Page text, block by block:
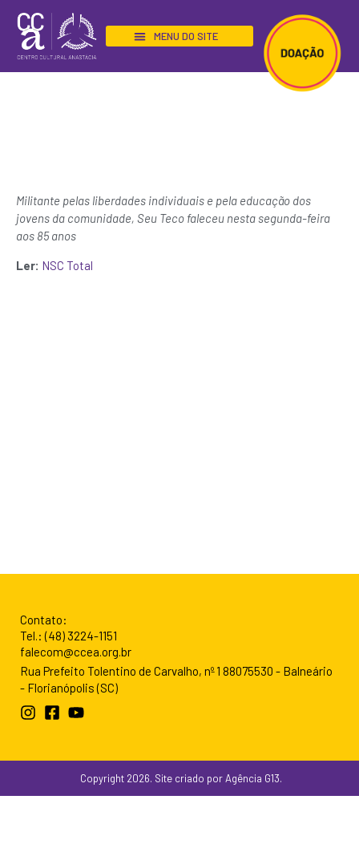
Militante pelas liberdades individuais e pela educação dos
jovens da comunidade, Seu Teco faleceu nesta segunda-feira
aos 85 anos
Ler: NSC Total
Rua Prefeito Tolentino de Carvalho, nº 1 88075530 - Balneário
- Florianópolis (SC)
Contato:
Tel.: (48) 3224-1151
falecom@ccea.org.br
Copyright 2026. Site criado por Agência G13.